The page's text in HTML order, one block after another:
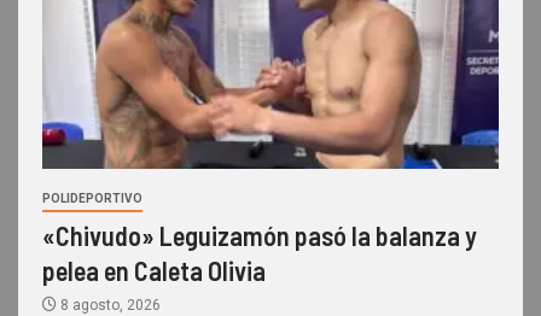
POLIDEPORTIVO
«Chivudo» Leguizamón pasó la balanza y
pelea en Caleta Olivia
8 agosto, 2026